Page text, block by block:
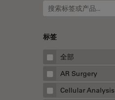
标签
全部
AR Surgery
Cellular Analysis